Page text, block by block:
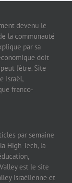
devenu le
la communauté
par sa
doit
l’être. Site
Israël,
franco-
par semaine
High-Tech, la
est le site
israélienne et